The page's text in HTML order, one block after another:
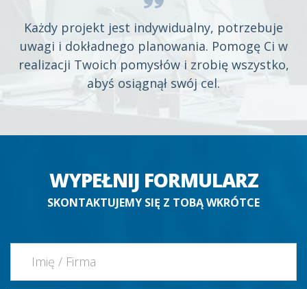
Każdy projekt jest indywidualny, potrzebuje
uwagi i dokładnego planowania. Pomogę Ci w
realizacji Twoich pomysłów i zrobię wszystko,
abyś osiągnął swój cel.
WYPEŁNIJ FORMULARZ
SKONTAKTUJEMY SIĘ Z TOBĄ WKRÓTCE